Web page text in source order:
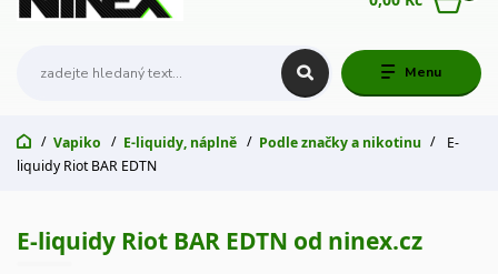
Menu
Vapiko E-liquidy, náplně Podle značky a nikotinu
E-
liquidy Riot BAR EDTN
E-liquidy Riot BAR EDTN od ninex.cz